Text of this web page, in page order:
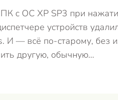
с ОС XP SP3 при
устройств
И — всё по-старому, без
другую, обычную…